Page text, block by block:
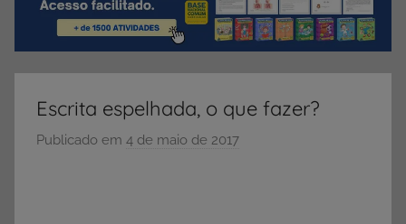
compartilhamento
dicasEscrita espelhada, o que fazer?
Publicado em 4 de maio de 2017